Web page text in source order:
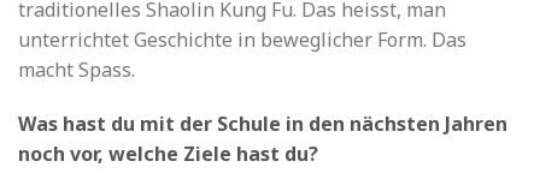
traditionelles Shaolin Kung Fu. Das heisst, man
unterrichtet Geschichte in beweglicher Form. Das
macht Spass.
Was hast du mit der Schule in den nächsten Jahren
noch vor, welche Ziele hast du?